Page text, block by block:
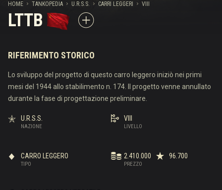
HOME TANKOPEDIA U.R.S.S. CARRI LEGGERI VIII
LTTB
RIFERIMENTO STORICO
Lo sviluppo del progetto di questo carro leggero iniziò nei primi
mesi del 1944 allo stabilimento n. 174. Il progetto venne annullato
durante la fase di progettazione preliminare.
NAZIONE
U.R.S.S.
LIVELLO
VIII
TIPO
CARRO LEGGERO
PREZZO
2.410.000 96.700